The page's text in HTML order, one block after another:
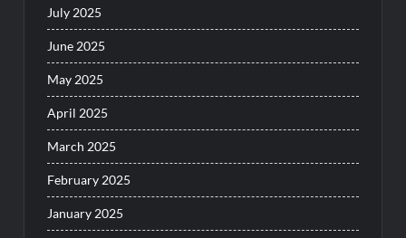
July 2025
June 2025
May 2025
April 2025
March 2025
February 2025
January 2025